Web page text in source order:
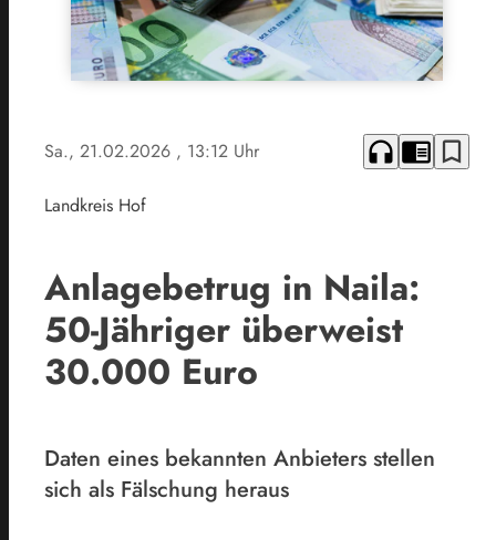
Sa., 21.02.2026 , 13:12 Uhr headphones chrome_reader_mode bookmark_border
Landkreis Hof
Anlagebetrug in Naila:
50-Jähriger überweist
30.000 Euro
Daten eines bekannten Anbieters stellen
sich als Fälschung heraus